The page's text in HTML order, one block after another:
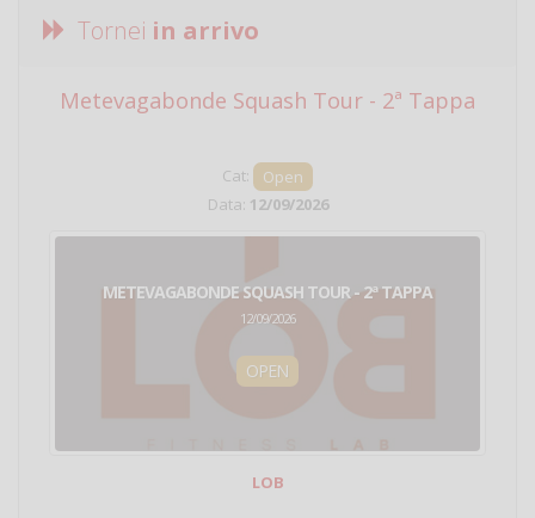
Tornei in arrivo
Metevagabonde Squash Tour - 2ª Tappa
Cat:
Open
Data: 12/09/2026
METEVAGABONDE SQUASH TOUR - 2ª TAPPA
12/09/2026
OPEN
LOB